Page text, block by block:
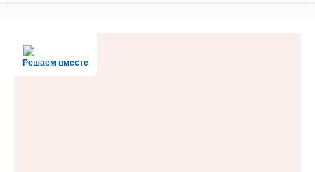
Решаем вместе